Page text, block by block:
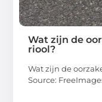
Wat zijn de
riool?
Wat zijn de
Source: